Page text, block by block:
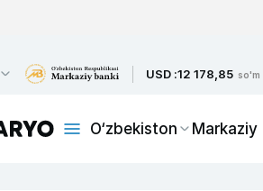
USD :12 178,85 so'm
O‘zbekiston Markaziy